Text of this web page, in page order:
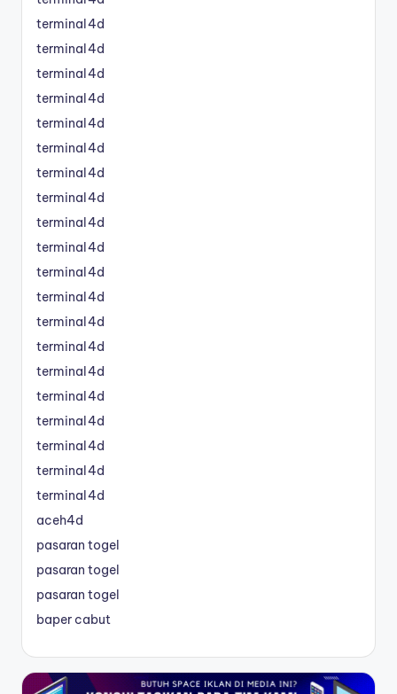
terminal4d
terminal4d
terminal4d
terminal4d
terminal4d
terminal4d
terminal4d
terminal4d
terminal4d
terminal4d
terminal4d
terminal4d
terminal4d
terminal4d
terminal4d
terminal4d
terminal4d
terminal4d
terminal4d
terminal4d
aceh4d
pasaran togel
pasaran togel
pasaran togel
baper cabut